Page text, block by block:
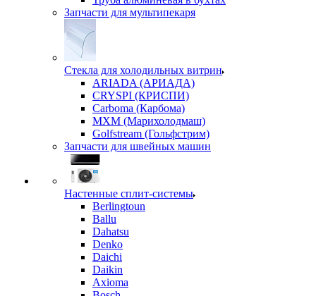
Запчасти для мультипекаря
Стекла для холодильных витрин
ARIADA (АРИАДА)
CRYSPI (КРИСПИ)
Carboma (Карбома)
MXM (Марихолодмаш)
Golfstream (Гольфстрим)
Запчасти для швейных машин
Настенные сплит-системы
Berlingtoun
Ballu
Dahatsu
Denko
Daichi
Daikin
Axioma